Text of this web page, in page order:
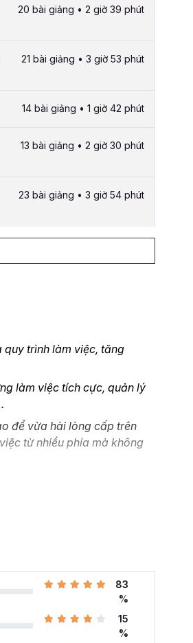
20 bài giảng • 2 giờ 39 phút
21 bài giảng • 3 giờ 53 phút
14 bài giảng • 1 giờ 42 phút
13 bài giảng • 2 giờ 30 phút
23 bài giảng • 3 giờ 54 phút
quy trình làm việc, tăng
làm việc tích cực, quản lý
để vừa hài lòng cấp trên
từ nhiều phía mà không
kinh nghiệm, muốn nâng
tại
học chuyên sâu cho 176 kỹ
cho nghề hành chính
83
%
15
%